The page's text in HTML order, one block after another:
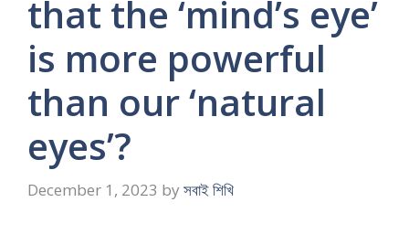
that the ‘mind’s eye’
is more powerful
than our ‘natural
eyes’?
December 1, 2023 by সবাই শিখি